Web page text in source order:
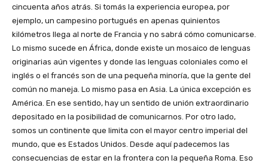
cincuenta años atrás. Si tomás la experiencia europea, por
ejemplo, un campesino portugués en apenas quinientos
kilómetros llega al norte de Francia y no sabrá cómo comunicarse.
Lo mismo sucede en África, donde existe un mosaico de lenguas
originarias aún vigentes y donde las lenguas coloniales como el
inglés o el francés son de una pequeña minoría, que la gente del
común no maneja. Lo mismo pasa en Asia. La única excepción es
América. En ese sentido, hay un sentido de unión extraordinario
depositado en la posibilidad de comunicarnos. Por otro lado,
somos un continente que limita con el mayor centro imperial del
mundo, que es Estados Unidos. Desde aquí padecemos las
consecuencias de estar en la frontera con la pequeña Roma. Eso